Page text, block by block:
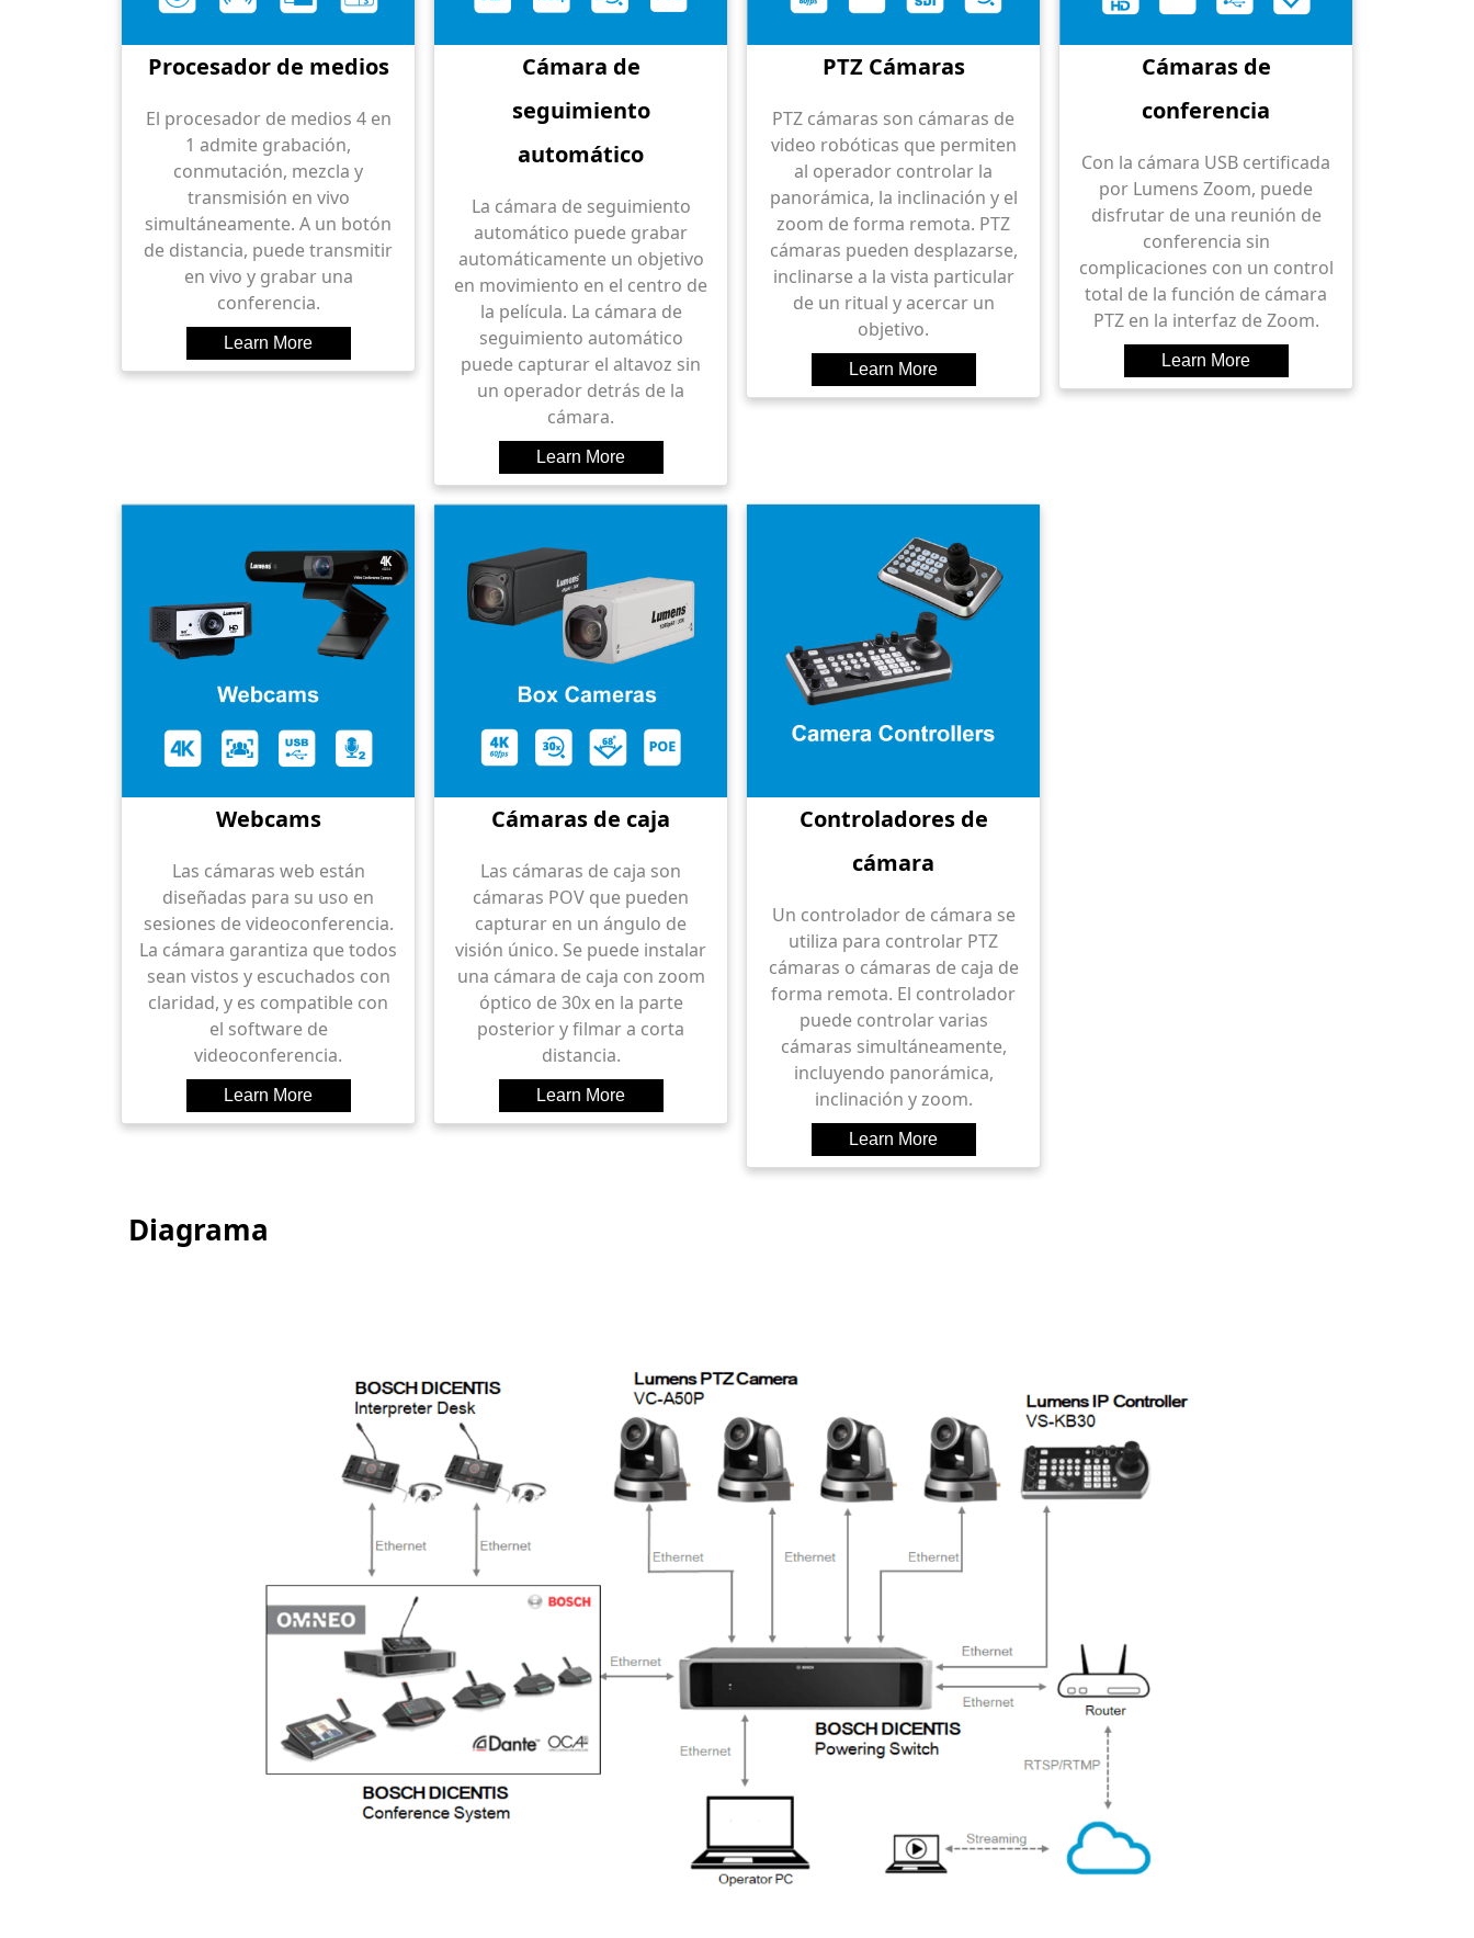
Procesador de medios
El procesador de medios 4 en
1 admite grabación,
conmutación, mezcla y
transmisión en vivo
simultáneamente. A un botón
de distancia, puede transmitir
en vivo y grabar una
conferencia.
Cámara de
seguimiento
automático
La cámara de seguimiento
automático puede grabar
automáticamente un objetivo
en movimiento en el centro de
la película. La cámara de
seguimiento automático
puede capturar el altavoz sin
un operador detrás de la
cámara.
PTZ Cámaras
PTZ cámaras son cámaras de
video robóticas que permiten
al operador controlar la
panorámica, la inclinación y el
zoom de forma remota. PTZ
cámaras pueden desplazarse,
inclinarse a la vista particular
de un ritual y acercar un
objetivo.
Cámaras de
conferencia
Con la cámara USB certificada
por Lumens Zoom, puede
disfrutar de una reunión de
conferencia sin
complicaciones con un control
total de la función de cámara
PTZ en la interfaz de Zoom.
Webcams
Las cámaras web están
diseñadas para su uso en
sesiones de videoconferencia.
La cámara garantiza que todos
sean vistos y escuchados con
claridad, y es compatible con
el software de
videoconferencia.
Cámaras de caja
Las cámaras de caja son
cámaras POV que pueden
capturar en un ángulo de
visión único. Se puede instalar
una cámara de caja con zoom
óptico de 30x en la parte
posterior y filmar a corta
distancia.
Controladores de
cámara
Un controlador de cámara se
utiliza para controlar PTZ
cámaras o cámaras de caja de
forma remota. El controlador
puede controlar varias
cámaras simultáneamente,
incluyendo panorámica,
inclinación y zoom.
Diagrama